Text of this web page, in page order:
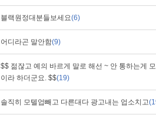
블랙원정대분들보세요(6)
어디라곤 말안함(9)
$$ 젊잖고 예의 바르게 말로 해선 ~ 안 통하는게
이라 하더군요. $$(19)
솔직히 모텔업빼고 다른대다 광고내는 업소치고